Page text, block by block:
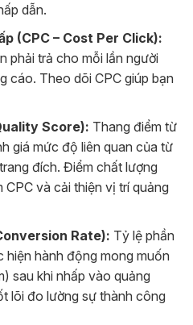
dẫn.
(CPC – Cost Per Click):
phải trả cho mỗi lần người
cáo. Theo dõi CPC giúp bạn
Score): Thang điểm từ
giá mức độ liên quan của từ
đích. Điểm chất lượng
CPC và cải thiện vị trí quảng
Rate): Tỷ lệ phần
hiện hành động mong muốn
sau khi nhấp vào quảng
lõi đo lường sự thành công